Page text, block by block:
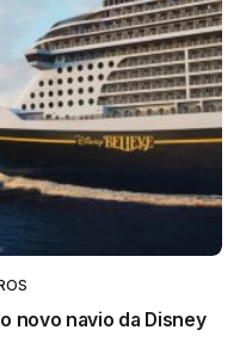
novo navio da Disney